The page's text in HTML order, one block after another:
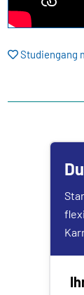
Studiengang